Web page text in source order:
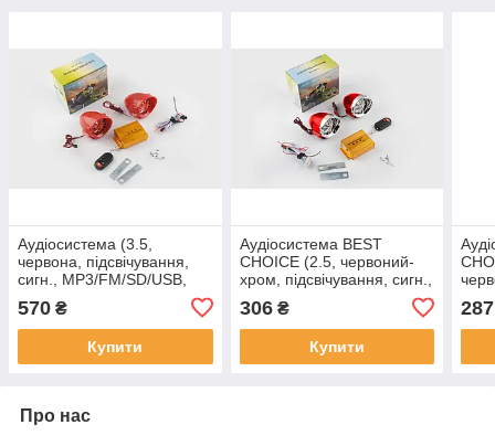
Аудіосистема (3.5,
червона, підсвічування,
сигн., МР3/FM/SD/USB,
BEST CHOICE(mod.2),
MC-A-987
570 ₴
Купити
Аудіосистема BEST
CHOICE (2.5, червоний-
хром, підсвічування, сигн.,
розєм ППДУ 3K), MC-A-
1015
306₴
Купити
A-
287
Про нас